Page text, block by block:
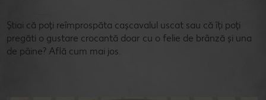
Știai că poți reîmprospăta cașcavalul uscat sau că îți poți
pregăti o gustare crocantă doar cu o felie de brânză și una
de pâine? Află cum mai jos.